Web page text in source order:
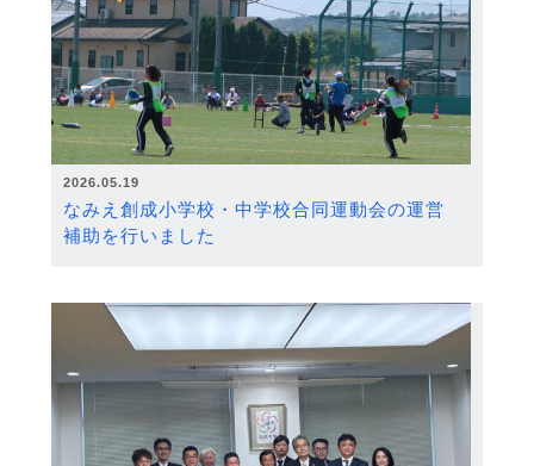
2026.05.19
なみえ創成小学校・中学校合同運動会の運営
補助を行いました